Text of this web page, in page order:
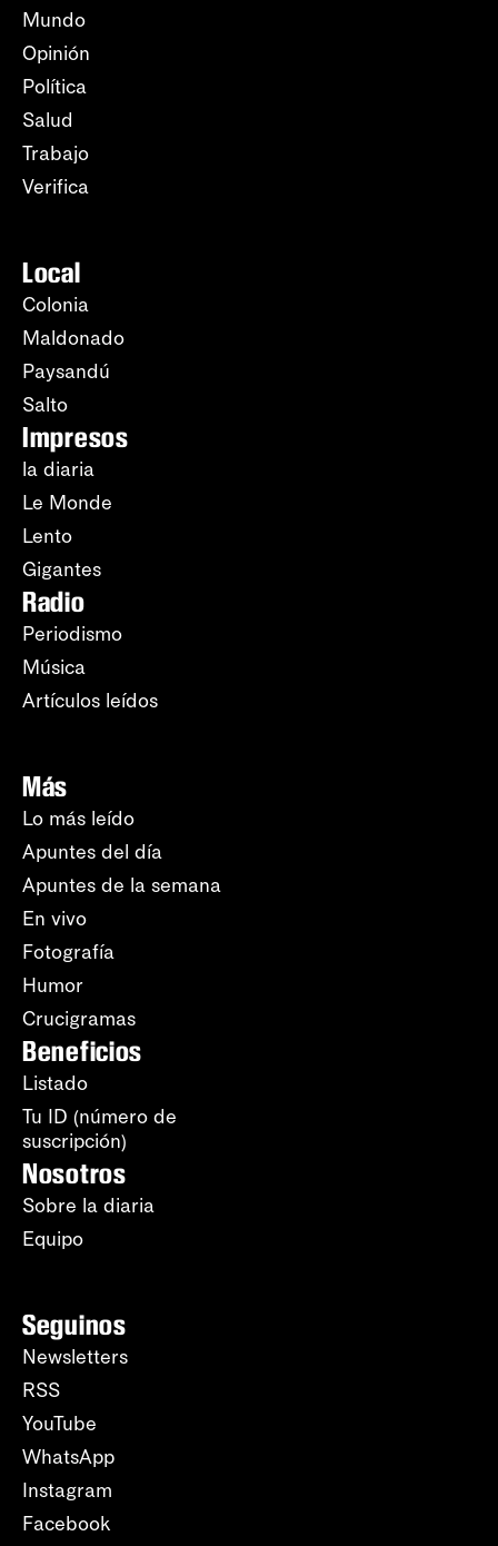
Mundo
Opinión
Política
Salud
Trabajo
Verifica
Local
Colonia
Maldonado
Paysandú
Salto
Impresos
la diaria
Le Monde
Lento
Gigantes
Radio
Periodismo
Música
Artículos leídos
Más
Lo más leído
Apuntes del día
Apuntes de la semana
En vivo
Fotografía
Humor
Crucigramas
Beneficios
Listado
Tu ID (número de
suscripción)
Nosotros
Sobre la diaria
Equipo
Seguinos
Newsletters
RSS
YouTube
WhatsApp
Instagram
Facebook